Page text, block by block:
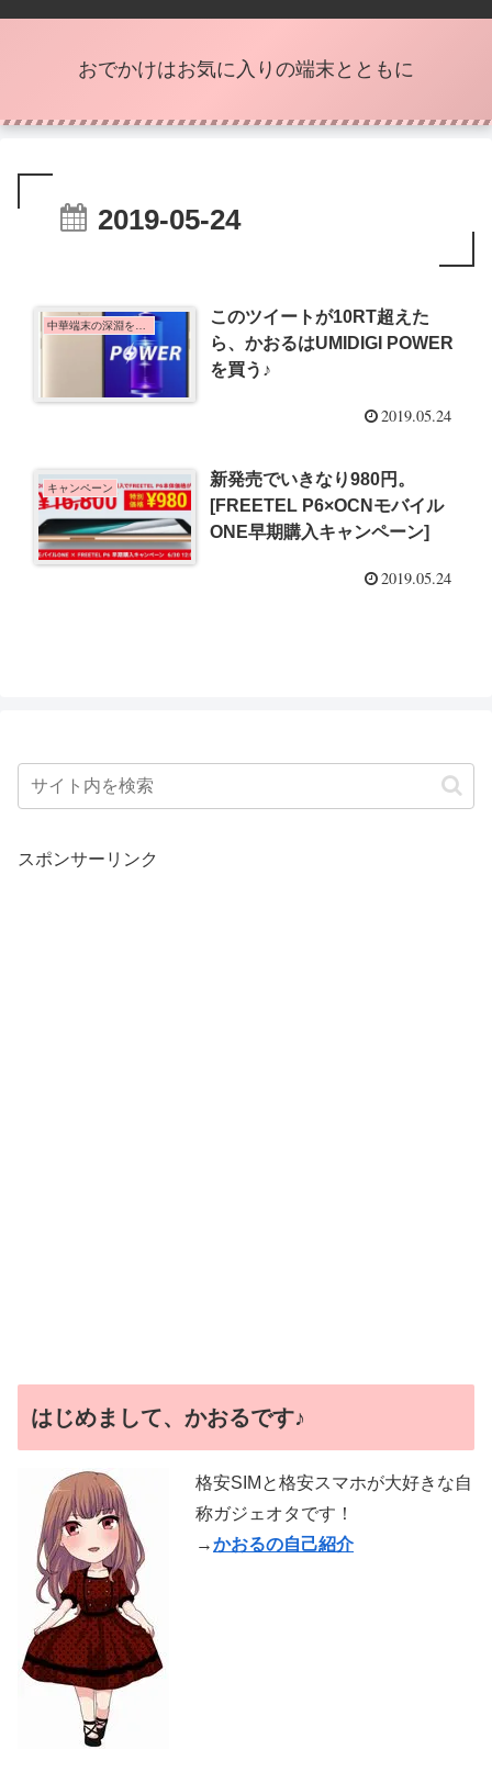
おでかけはお気に入りの端末とともに
2019-05-24
このツイートが10RT超えた
ら、かおるはUMIDIGI POWER
を買う♪
2019.05.24
キャンペーン
新発売でいきなり980円。
[FREETEL P6×OCNモバイル
ONE早期購入キャンペーン]
2019.05.24
スポンサーリンク
はじめまして、かおるです♪
格安SIMと格安スマホが大好きな自
称ガジェオタです！
→かおるの自己紹介